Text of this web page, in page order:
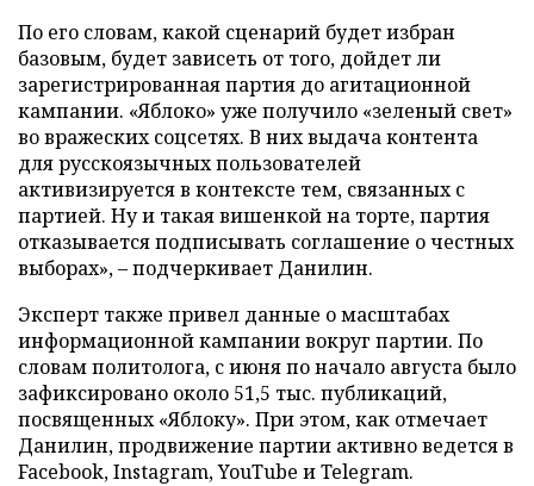
По его словам, какой сценарий будет избран
базовым, будет зависеть от того, дойдет ли
зарегистрированная партия до агитационной
кампании. «Яблоко» уже получило «зеленый свет»
во вражеских соцсетях. В них выдача контента
для русскоязычных пользователей
активизируется в контексте тем, связанных с
партией. Ну и такая вишенкой на торте, партия
отказывается подписывать соглашение о честных
выборах», – подчеркивает Данилин.
Эксперт также привел данные о масштабах
информационной кампании вокруг партии. По
словам политолога, с июня по начало августа было
зафиксировано около 51,5 тыс. публикаций,
посвященных «Яблоку». При этом, как отмечает
Данилин, продвижение партии активно ведется в
Facebook, Instagram, YouTube и Telegram.